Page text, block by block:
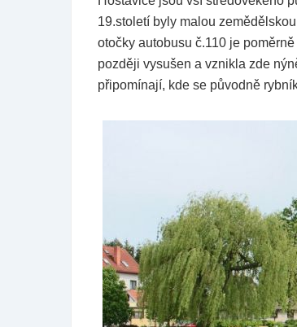
19.století byly malou
otočky autobusu č.110 je
později vysušen a vznikla zde
připomínají, kde se původně